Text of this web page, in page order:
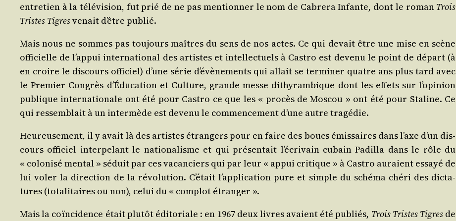
entre­tien à la télé­vi­sion, fut prié de ne pas men­tion­ner le nom de Cabre­ra Infante, dont le roman Trois
Tristes Tigresvenait d’être publié.
Mais nous ne sommes pas tou­jours maîtres du sens de nos actes. Ce qui devait être une mise en scène
offi­cielle de l’ap­pui inter­na­tio­nal des artistes et intel­lec­tuels à Cas­tro est deve­nu le point de départ (à
en croire le dis­cours offi­ciel) d’une série d’é­vè­ne­ments qui allait se ter­mi­ner quatre ans plus tard avec
le Pre­mier Congrès d’É­du­ca­tion et Culture, grande messe dithy­ram­bique dont les effets sur l’o­pi­nion
publique inter­na­tio­nale ont été pour Cas­tro ce que les « pro­cès de Mos­cou » ont été pour Sta­line. Ce
qui res­sem­blait à un inter­mède est deve­nu le com­men­ce­ment d’une autre tragédie.
Heu­reu­se­ment, il y avait là des artistes étran­gers pour en faire des boucs émis­saires dans l’axe d’un dis­
cours offi­ciel inter­pe­lant le natio­na­lisme et qui pré­sen­tait l’é­cri­vain cubain Padilla dans le rôle du
« colo­ni­sé men­tal » séduit par ces vacan­ciers qui par leur « appui cri­tique » à Cas­tro auraient essayé de
lui voler la direc­tion de la révo­lu­tion. C’é­tait l’ap­pli­ca­tion pure et simple du sché­ma ché­ri des dic­ta­
tures (tota­li­taires ou non), celui du « com­plot étranger ».
Mais la coïn­ci­dence était plu­tôt édi­to­riale : en 1967 deux livres avaient été publiés, Trois Tristes Tigres de